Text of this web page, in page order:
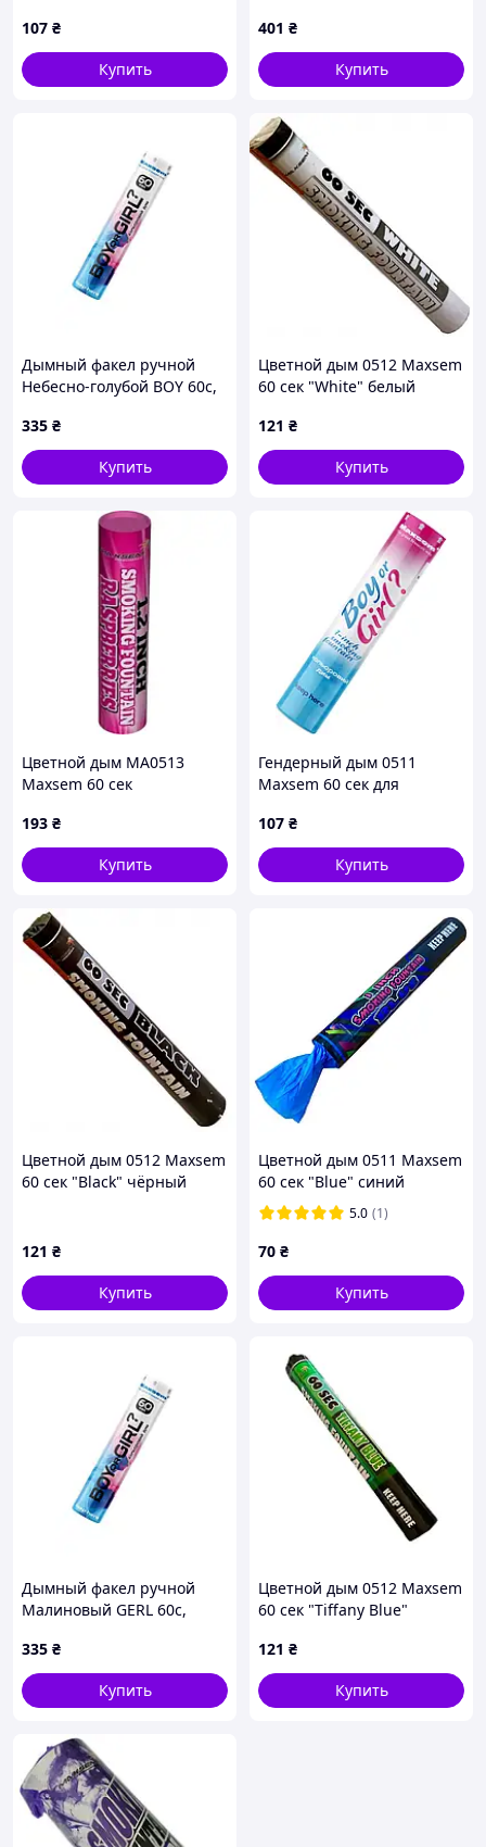
"Хлопчик чи дівчинка" -
голубой
107 ₴
Купить
401 ₴
Купить
Дымный факел ручной
Небесно-голубой BOY 60с,
335 ₴
Купить
Цветной дым 0512 Maxsem
60 сек "White" белый
121 ₴
Купить
Цветной дым МА0513
Maxsem 60 сек
193 ₴
Купить
Гендерный дым 0511
Maxsem 60 сек для
"Boy or girl" - розовый
107 ₴
Купить
Цветной дым 0512 Maxsem
60 сек "Black" чёрный
121 ₴
Купить
Цветной дым 0511 Maxsem
60 сек "Blue" синий
5.0 (1)
70 ₴
Купить
Дымный факел ручной
Малиновый GERL 60с,
335 ₴
Купить
Цветной дым 0512 Maxsem
60 сек "Tiffany Blue"
121 ₴
Купить